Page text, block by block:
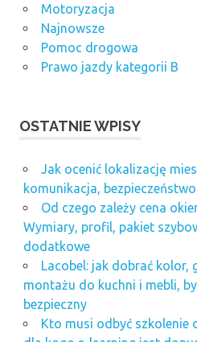
Motoryzacja
Najnowsze
Pomoc drogowa
Prawo jazdy kategorii B
OSTATNIE WPISY
Jak ocenić lokalizację
komunikacja,
Od czego zależy cena
Wymiary, profil, pakiet
dodatkowe
Lacobel: jak dobrać kolor,
montażu do kuchni i mebli,
bezpieczny
Kto musi odbyć szkolenie